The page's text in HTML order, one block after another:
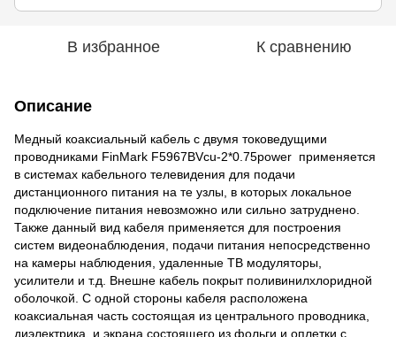
В избранное К сравнению
Описание
Медный коаксиальный кабель с двумя токоведущими
проводниками FinMark F5967BVcu-2*0.75power применяется
в системах кабельного телевидения для подачи
дистанционного питания на те узлы, в которых локальное
подключение питания невозможно или сильно затруднено.
Также данный вид кабеля применяется для построения
систем видеонаблюдения, подачи питания непосредственно
на камеры наблюдения, удаленные ТВ модуляторы,
усилители и т.д. Внешне кабель покрыт поливинилхлоридной
оболочкой. С одной стороны кабеля расположена
коаксиальная часть состоящая из центрального проводника,
диэлектрика, и экрана состоящего из фольги и оплетки с